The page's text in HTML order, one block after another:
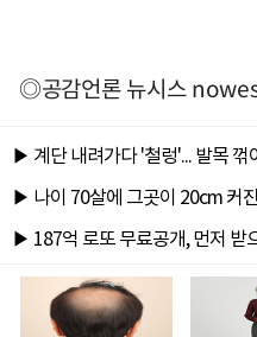
◎공감언론 뉴시스